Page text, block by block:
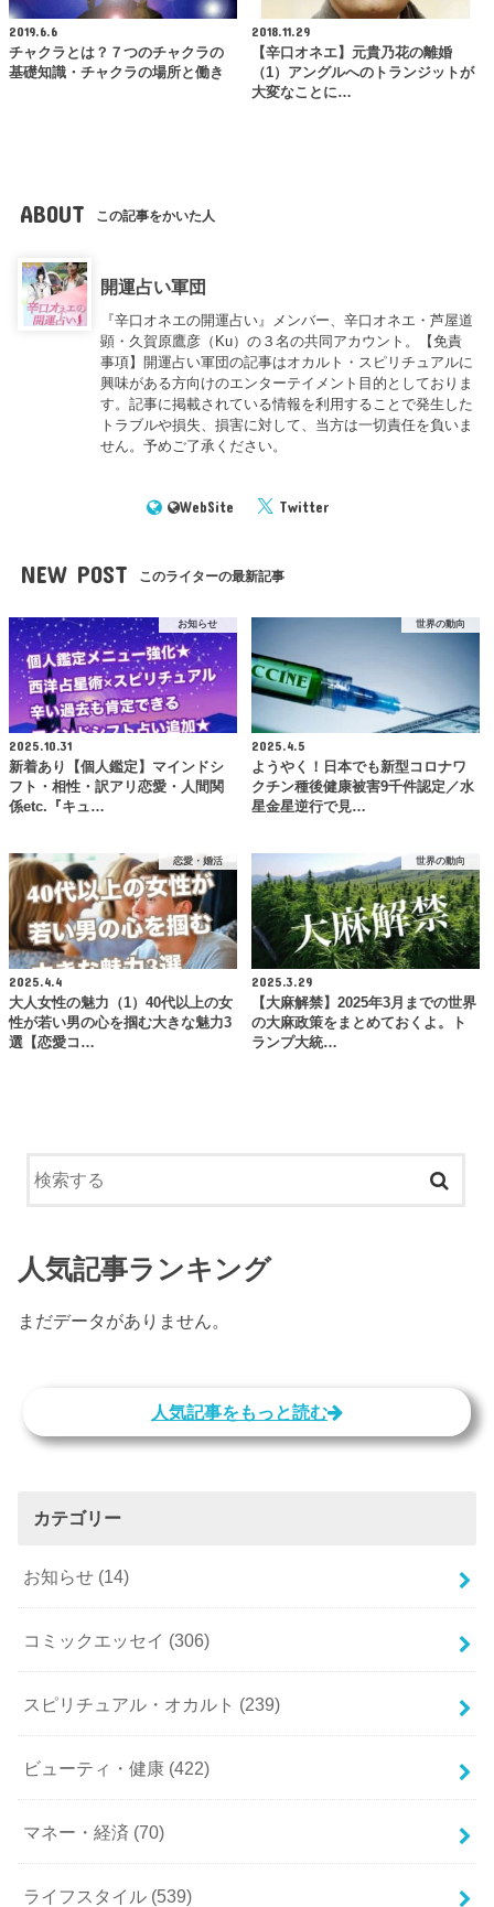
2019.6.6
チャクラとは？７つのチャクラの
基礎知識・チャクラの場所と働き
2018.11.29
【辛口オネエ】元貴乃花の離婚
（1）アングルへのトランジットが
大変なことに…
ABOUT この記事をかいた人
開運占い軍団
『辛口オネエの開運占い』メンバー、辛口オネエ・芦屋道
顕・久賀原鷹彦（Ku）の３名の共同アカウント。【免責
事項】開運占い軍団の記事はオカルト・スピリチュアルに
興味がある方向けのエンターテイメント目的としておりま
す。記事に掲載されている情報を利用することで発生した
トラブルや損失、損害に対して、当方は一切責任を負いま
せん。予めご了承ください。
WebSite Twitter
NEW POST このライターの最新記事
お知らせ
2025.10.31
新着あり【個人鑑定】マインドシ
フト・相性・訳アリ恋愛・人間関
係etc.『キュ…
世界の動向
2025.4.5
ようやく！日本でも新型コロナワ
クチン種後健康被害9千件認定／水
星金星逆行で見…
恋愛・婚活
2025.4.4
大人女性の魅力（1）40代以上の女
性が若い男の心を掴む大きな魅力3
選【恋愛コ…
世界の動向
2025.3.29
【大麻解禁】2025年3月までの世界
の大麻政策をまとめておくよ。ト
ランプ大統…
人気記事ランキング
まだデータがありません。
人気記事をもっと読む
カテゴリー
お知らせ (14)
コミックエッセイ (306)
スピリチュアル・オカルト (239)
ビューティ・健康 (422)
マネー・経済 (70)
ライフスタイル (539)